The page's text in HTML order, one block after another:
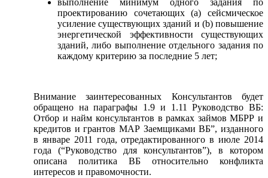
выполнение минимум одного задания по
проектированию сочетающих (a) сейсмическое
усиление существующих зданий и (b) повышение
энергетической эффективности существующих
зданий, либо выполнение отдельного задания по
каждому критерию за последние 5 лет;
Внимание заинтересованных Консультантов будет
обращено на параграфы 1.9 и 1.11 Руководство ВБ:
Отбор и найм консультантов в рамках займов МБРР и
кредитов и грантов МАР Заемщиками ВБ”, изданного
в январе 2011 года, отредактированного в июле 2014
года
(“Руководство для консультантов”), в котором
описана политика ВБ относительно конфликта
интересов и правомочности.